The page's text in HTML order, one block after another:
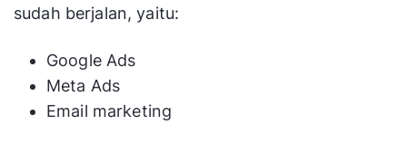
sudah berjalan, yaitu:
Google Ads
Meta Ads
Email marketing